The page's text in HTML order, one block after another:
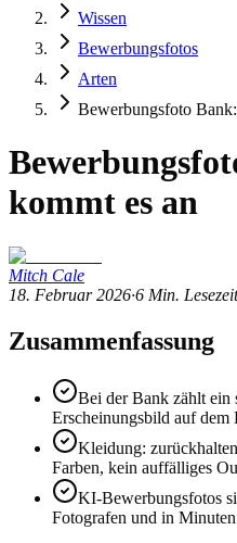
Wissen
Bewerbungsfotos
Arten
Bewerbungsfoto
kommt es an
Mitch Cale
18. Februar 2026·6 Min. Lesezeit
Zusammenfassung
Bei der Bank zählt ein
Erscheinungsbild auf dem
Kleidung:
Farben, kein auffälliges
KI-Bewerbungsfotos
Fotografen und in